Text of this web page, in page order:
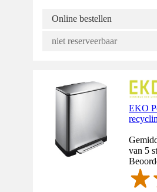
Online bestellen
niet reserveerbaar
EKO
van 5